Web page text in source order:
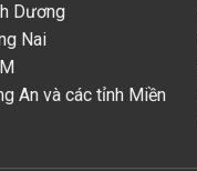
Dương
Nai
An và các tỉnh Miền